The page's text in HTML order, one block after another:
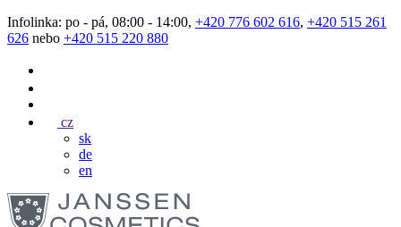
Infolinka: po - pá, 08:00 - 14:00, +420 776 602 616, +420 515 261
626 nebo +420 515 220 880
cz
sk
de
en